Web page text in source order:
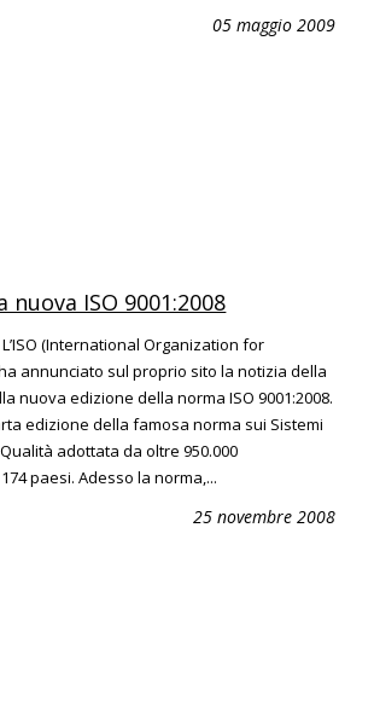
05 maggio 2009
nuova ISO 9001:2008
(International Organization for
annunciato sul proprio sito la notizia della
nuova edizione della norma ISO 9001:2008.
edizione della famosa norma sui Sistemi
adottata da oltre 950.000
paesi. Adesso la norma,...
25 novembre 2008